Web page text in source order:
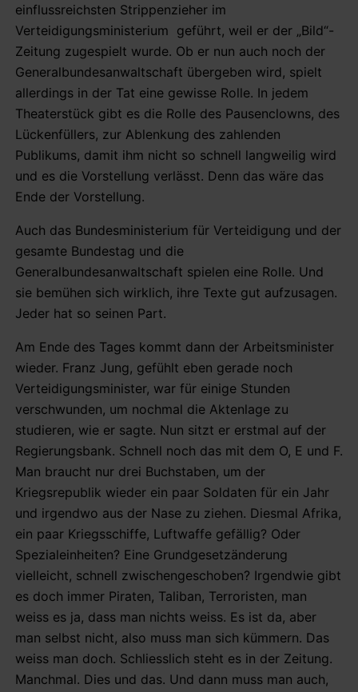
einflussreichsten Strippenzieher im
Verteidigungsministerium geführt, weil er der „Bild“-
Zeitung zugespielt wurde. Ob er nun auch noch der
Generalbundesanwaltschaft übergeben wird, spielt
allerdings in der Tat eine gewisse Rolle. In jedem
Theaterstück gibt es die Rolle des Pausenclowns, des
Lückenfüllers, zur Ablenkung des zahlenden
Publikums, damit ihm nicht so schnell langweilig wird
und es die Vorstellung verlässt. Denn das wäre das
Ende der Vorstellung.
Auch das Bundesministerium für Verteidigung und der
gesamte Bundestag und die
Generalbundesanwaltschaft spielen eine Rolle. Und
sie bemühen sich wirklich, ihre Texte gut aufzusagen.
Jeder hat so seinen Part.
Am Ende des Tages kommt dann der Arbeitsminister
wieder. Franz Jung, gefühlt eben gerade noch
Verteidigungsminister, war für einige Stunden
verschwunden, um nochmal die Aktenlage zu
studieren, wie er sagte. Nun sitzt er erstmal auf der
Regierungsbank. Schnell noch das mit dem O, E und F.
Man braucht nur drei Buchstaben, um der
Kriegsrepublik wieder ein paar Soldaten für ein Jahr
und irgendwo aus der Nase zu ziehen. Diesmal Afrika,
ein paar Kriegsschiffe, Luftwaffe gefällig? Oder
Spezialeinheiten? Eine Grundgesetzänderung
vielleicht, schnell zwischengeschoben? Irgendwie gibt
es doch immer Piraten, Taliban, Terroristen, man
weiss es ja, dass man nichts weiss. Es ist da, aber
man selbst nicht, also muss man sich kümmern. Das
weiss man doch. Schliesslich steht es in der Zeitung.
Manchmal. Dies und das. Und dann muss man auch,